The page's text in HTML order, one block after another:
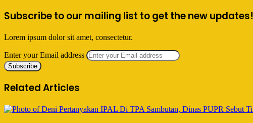
Subscribe to our mailing list to get the new updates!
Lorem ipsum dolor sit amet, consectetur.
Enter your Email address
Related Articles